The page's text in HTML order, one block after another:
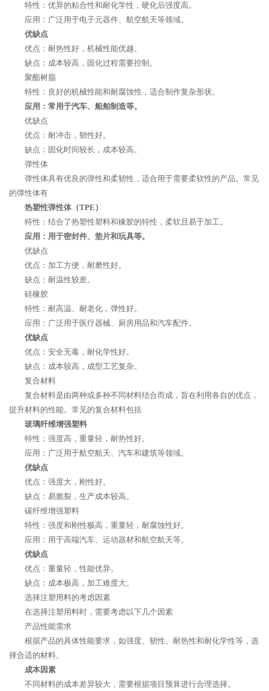
特性：优异的粘合性和耐化学性，硬化后强度高。
应用：广泛用于电子元器件、航空航天等领域。
优缺点
优点：耐热性好，机械性能优越。
缺点：成本较高，固化过程需要控制。
聚酯树脂
特性：良好的机械性能和耐腐蚀性，适合制作复杂形状。
应用：常用于汽车、船舶制造等。
优缺点
优点：耐冲击，韧性好。
缺点：固化时间较长，成本较高。
弹性体
弹性体具有优良的弹性和柔韧性，适合用于需要柔软性的产品。常见
的弹性体有
热塑性弹性体（TPE）
特性：结合了热塑性塑料和橡胶的特性，柔软且易于加工。
应用：用于密封件、垫片和玩具等。
优缺点
优点：加工方便，耐磨性好。
缺点：耐温性较差。
硅橡胶
特性：耐高温、耐老化，弹性好。
应用：广泛用于医疗器械、厨房用品和汽车配件。
优缺点
优点：安全无毒，耐化学性好。
缺点：成本较高，成型工艺复杂。
复合材料
复合材料是由两种或多种不同材料结合而成，旨在利用各自的优点，
提升材料的性能。常见的复合材料包括
玻璃纤维增强塑料
特性：强度高，重量轻，耐热性好。
应用：广泛用于航空航天、汽车和建筑等领域。
优缺点
优点：强度大，刚性好。
缺点：易脆裂，生产成本较高。
碳纤维增强塑料
特性：强度和刚性极高，重量轻，耐腐蚀性好。
应用：用于高端汽车、运动器材和航空航天等。
优缺点
优点：重量轻，性能优异。
缺点：成本极高，加工难度大。
选择注塑用料的考虑因素
在选择注塑用料时，需要考虑以下几个因素
产品性能需求
根据产品的具体性能要求，如强度、韧性、耐热性和耐化学性等，选
择合适的材料。
成本因素
不同材料的成本差异较大，需要根据项目预算进行合理选择。